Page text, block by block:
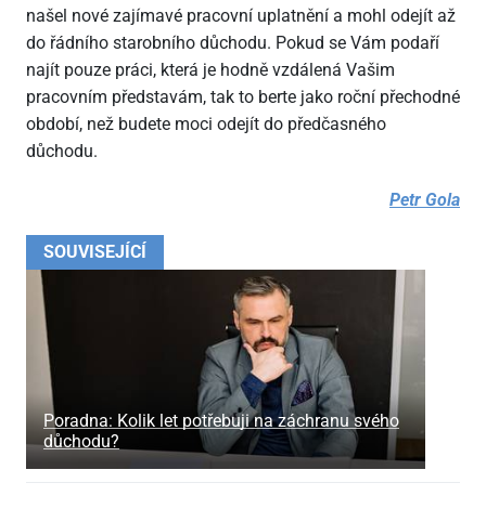
SOUVISEJÍCÍ
Poradna: Kolik let potřebuji na záchranu svého
důchodu?
našel nové zajímavé pracovní uplatnění a mohl odejít až
do řádního starobního důchodu. Pokud se Vám podaří
najít pouze práci, která je hodně vzdálená Vašim
pracovním představám, tak to berte jako roční přechodné
období, než budete moci odejít do předčasného
důchodu.
Petr Gola